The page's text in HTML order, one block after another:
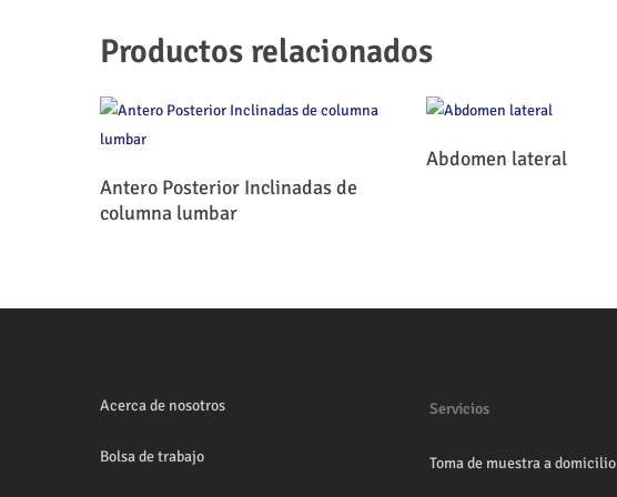
Productos relacionados
Leer Más
Antero Posterior Inclinadas de
columna lumbar
Leer Más
Abdomen lateral
Acerca de nosotros
Bolsa de trabajo
Servicios
Toma de muestra a domicilio